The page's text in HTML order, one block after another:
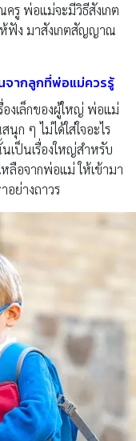
ครู พ่อแม่จะมีวิธีสังเกต
ให้ฟัง มาสังเกตสัญญาณ
ากลูกที่พ่อแม่ควรรู้
องเล็กของผู้ใหญ่ พ่อแม่
ก ๆ ไม่ได้ใส่ใจอะไร
เป็นเรื่องใหญ่สำหรับ
หลือจากพ่อแม่ ให้เข้ามา
ย่างถาวร